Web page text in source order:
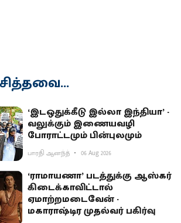
‘இடஒதுக்கீடு இல்லா இந்தியா’ -
வலுக்கும் இணையவழி
போராட்டமும் பின்புலமும்
பாரதி ஆனந்த் 06 Aug 2026
‘ராமாயணா’ படத்துக்கு ஆஸ்கர்
கிடைக்காவிட்டால்
ஏமாற்றமடைவேன் -
மகாராஷ்டிர முதல்வர் பகிர்வு